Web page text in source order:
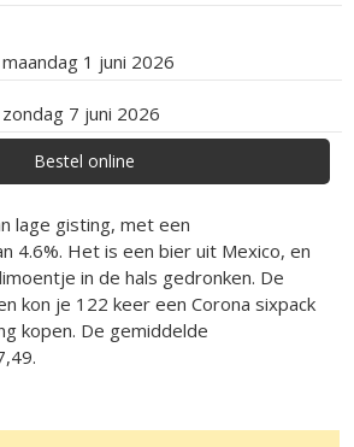
maandag 1 juni 2026
zondag 7 juni 2026
Bestel online
lage gisting, met een
4.6%. Het is een bier uit Mexico, en
in de hals gedronken. De
kon je 122 keer een Corona sixpack
kopen. De gemiddelde